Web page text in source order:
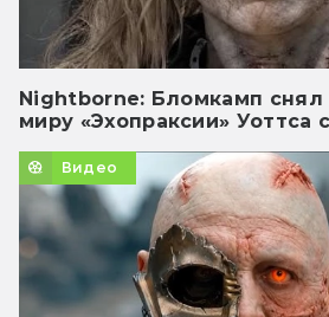
Nightborne: Бломкамп
миру «Эхопраксии»
Видео